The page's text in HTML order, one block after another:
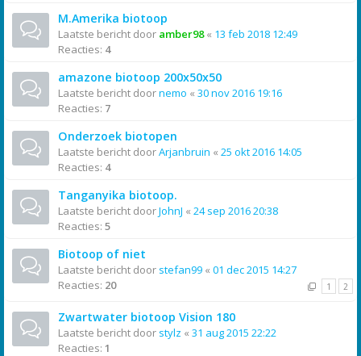
M.Amerika biotoop
Laatste bericht door amber98« 13 feb 2018 12:49
Reacties: 4
amazone biotoop 200x50x50
Laatste bericht doornemo « 30 nov 2016 19:16
Reacties: 7
Onderzoek biotopen
Laatste bericht doorArjanbruin « 25 okt 2016 14:05
Reacties: 4
Tanganyika biotoop.
Laatste bericht doorJohnJ « 24 sep 2016 20:38
Reacties: 5
Biotoop of niet
Laatste bericht door stefan99 « 01 dec 2015 14:27
Reacties: 20 1 2
Zwartwater biotoop Vision 180
Laatste bericht door stylz « 31 aug 2015 22:22
Reacties: 1